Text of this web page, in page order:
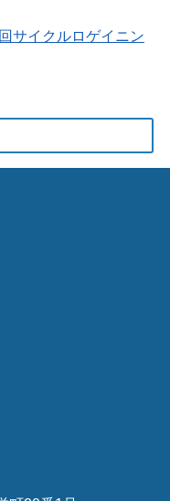
サイクルロゲイニン